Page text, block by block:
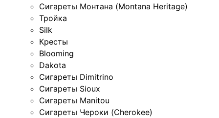
Сигареты Монтана (Montana Heritage)
Тройка
Silk
Кресты
Blooming
Dakota
Сигареты Dimitrino
Сигареты Sioux
Сигареты Manitou
Сигареты Чероки (Cherokee)